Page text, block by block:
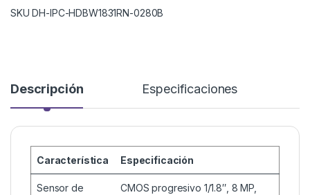
SKU DH-IPC-HDBW1831RN-0280B
Descripción Especificaciones
Característica Especificación
Sensor de
CMOS progresivo 1/1.8″, 8 MP,